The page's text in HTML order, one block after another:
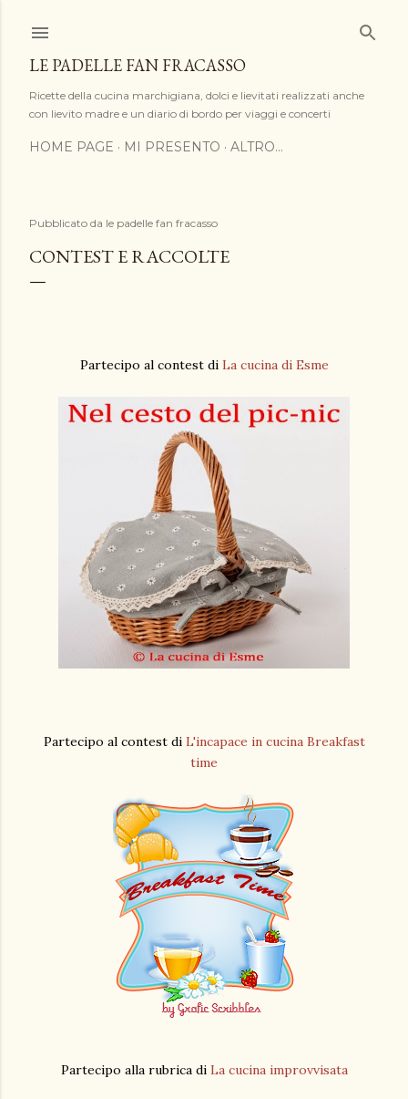
LE PADELLE FAN FRACASSO
Ricette della cucina marchigiana, dolci e lievitati realizzati anche
con lievito madre e un diario di bordo per viaggi e concerti
HOME PAGE MI PRESENTO ALTRO…
Pubblicato da le padelle fan fracasso
CONTEST E RACCOLTE
Partecipo al contest di La cucina di Esme
Partecipo al contest di L'incapace in cucina Breakfast
time
Partecipo alla rubrica di La cucina improvvisata